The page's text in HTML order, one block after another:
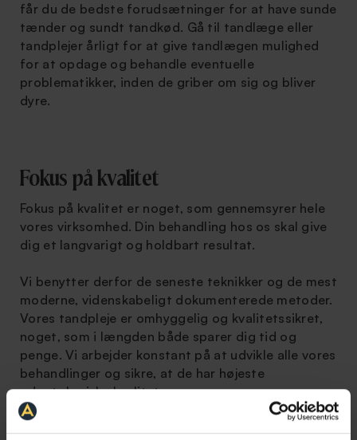
får du de bedste forudsætninger for at have sunde
tænder og sundt tandkød. Gå til tandlæge eller
tandplejer årligt for at give tandlægen mulighed
for at opdage og behandle eventuelle
problematikker, inden de griber om sig og bliver
dyre.
Fokus på kvalitet
Fokus på kvalitet er noget, som gennemsyrer hele
vores virksomhed. Din behandling hos os skal give
dig et langvarigt og holdbart resultat.
Vi benytter derfor de seneste teknikker og de mest
moderne, videnskabeligt dokumenterede metoder.
Vores tandpleje er omhyggelig og kvalitetssikret,
noget, som i længden både sparer dig tid og
penge. Vi arbejder konstant på at udvikle alle vores
behandlinger og sikre, at de har højeste
odontologiske kvalitet.